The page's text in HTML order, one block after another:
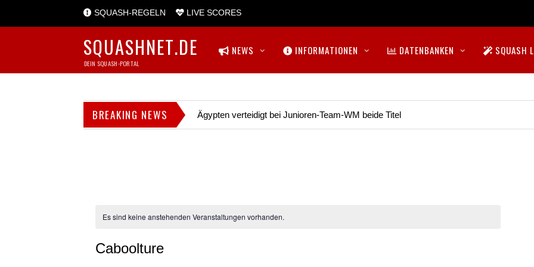
SQUASH-REGELN LIVE SCORES
SQUASHNET.DE
DEIN SQUASH-PORTAL
NEWS INFORMATIONEN DATENBANKEN SQUASH
BREAKING NEWS Ägypten verteidigt bei Junioren-Team-WM beide Titel
Es sind keine anstehenden Veranstaltungen vorhanden.
Caboolture